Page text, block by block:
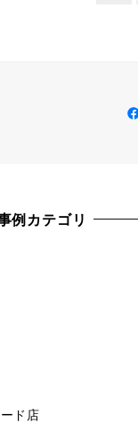
例カテゴリ
ド店